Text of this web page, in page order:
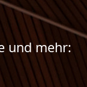
und mehr: